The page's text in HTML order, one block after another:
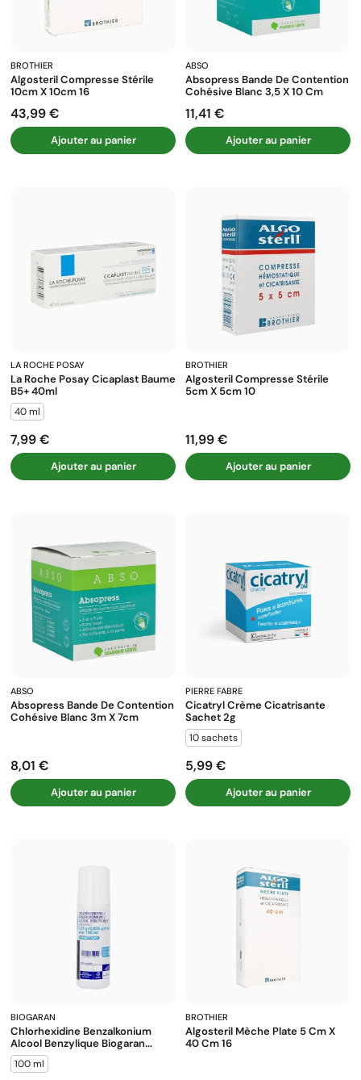
BROTHIER
Algosteril Compresse Stérile
10cm X 10cm 16
Prix
43,99 €
Ajouter au panier
ABSO
Absopress Bande De Contention
Cohésive Blanc 3,5 X 10 Cm
Prix
11,41 €
Ajouter au panier
LA ROCHE POSAY
La Roche Posay Cicaplast Baume
B5+ 40ml
40 ml
Prix
7,99 €
Ajouter au panier
BROTHIER
Algosteril Compresse Stérile
5cm X 5cm 10
Prix
11,99 €
Ajouter au panier
ABSO
Absopress Bande De Contention
Cohésive Blanc 3m X 7cm
Prix
8,01 €
Ajouter au panier
PIERRE FABRE
Cicatryl Crème Cicatrisante
Sachet 2g
10 sachets
Prix
5,99 €
Ajouter au panier
BIOGARAN
Chlorhexidine Benzalkonium
Alcool Benzylique Biogaran...
100 ml
BROTHIER
Algosteril Mèche Plate 5 Cm X
40 Cm 16